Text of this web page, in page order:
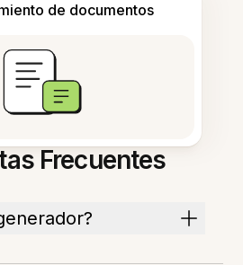
de documentos
Frecuentes